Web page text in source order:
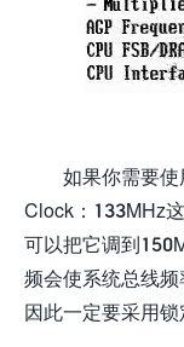
如果你需要使
Clock：133MHz
可以把它调到
频会使系统总线频
因此一定要采用锁